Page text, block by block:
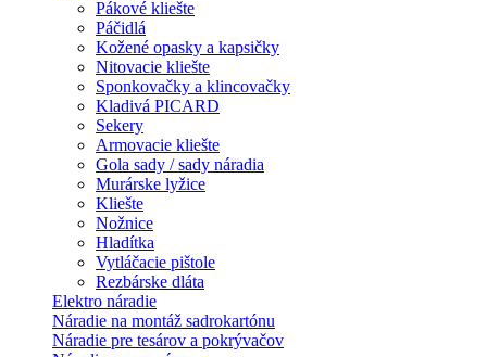
Pákové kliešte
Páčidlá
Kožené opasky a kapsičky
Nitovacie kliešte
Sponkovačky a klincovačky
Kladivá PICARD
Sekery
Armovacie kliešte
Gola sady / sady náradia
Murárske lyžice
Kliešte
Nožnice
Hladítka
Vytláčacie pištole
Rezbárske dláta
Elektro náradie
Náradie na montáž sadrokartónu
Náradie pre tesárov a pokrývačov